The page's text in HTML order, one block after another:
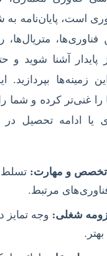
است، پایان‌نامه به
فناوری‌ها،
آشنا شوید و
زمینه‌ها بپردازید.
غنی‌تر کرده و شما را
یا ادامه تحصیل در
تخصص و مهارت: تسلط
مرتبط.
شغلی: وجه